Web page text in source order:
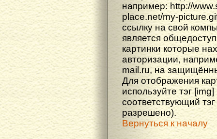
например: http://
place.net/my-
ссылку на свой
является
картинки которые
авторизации,
mail.ru, на
Для отображения
используйте тэг
соответствующий
разрешено).
Вернуться к началу